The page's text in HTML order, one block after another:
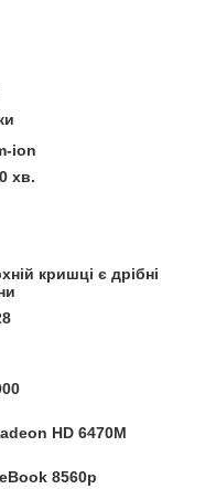
ion
хв.
кришці є дрібні
HD 6470M
8560p